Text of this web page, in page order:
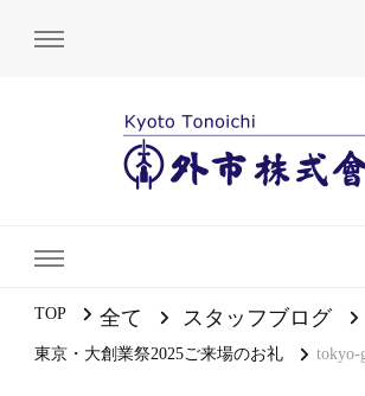
TOP 全て スタッフブログ
東京・大創業祭2025ご来場のお礼 tokyo-